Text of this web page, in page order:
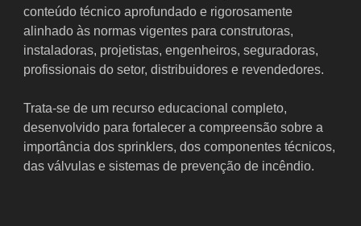
conteúdo técnico aprofundado e rigorosamente
alinhado às normas vigentes para construtoras,
instaladoras, projetistas, engenheiros, seguradoras,
profissionais do setor, distribuidores e revendedores.
Trata-se de um recurso educacional completo,
desenvolvido para fortalecer a compreensão sobre a
importância dos sprinklers, dos componentes técnicos,
das válvulas e sistemas de prevenção de incêndio.